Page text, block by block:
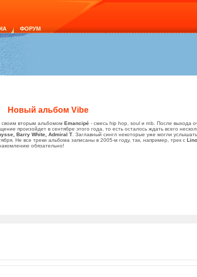
ФОРУМ
Новый альбом Vibe
своим вторым альбомом Emancipé - смесь hip hop, soul и rnb. После выхода
произойдет в сентябре этого года, то есть осталось ждать всего
Barry White, Admiral T . Заглавный сингл некоторые уже могли
Не все треки альбома записаны в 2005-м году, так, например, трек с Lino
обязательно!